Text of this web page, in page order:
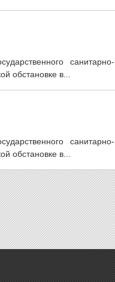
санитарно-
обстановке в...
санитарно-
обстановке в...